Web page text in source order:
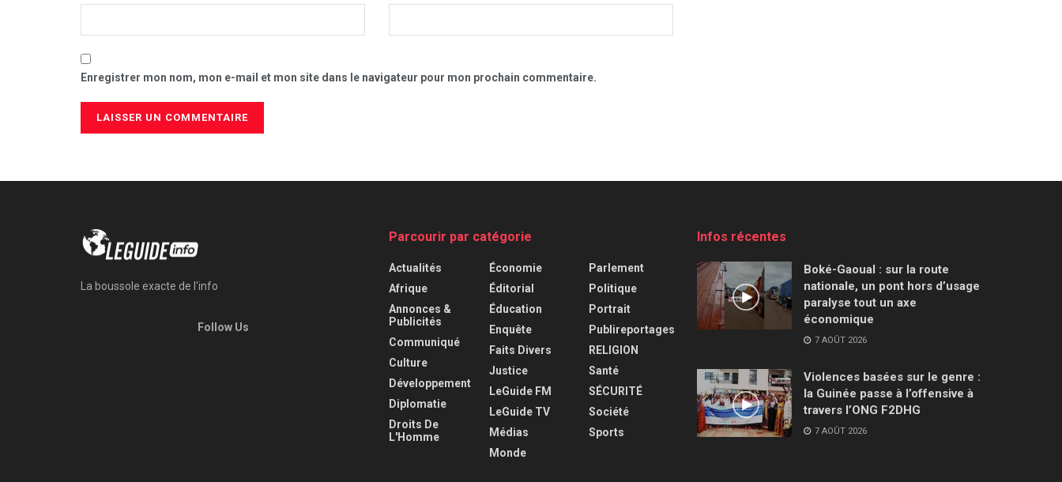
Enregistrer mon nom, mon e-mail et mon site dans le navigateur pour mon prochain commentaire.
La boussole exacte de l'info
Follow Us
Parcourir par catégorie
Actualités
Afrique
Annonces &
Publicités
Communiqué
Culture
Développement
Diplomatie
Droits De
L'Homme
Économie
Éditorial
Éducation
Enquête
Faits Divers
Justice
LeGuide FM
LeGuide TV
Médias
Monde
Parlement
Politique
Portrait
Publireportages
RELIGION
Santé
SÉCURITÉ
Société
Sports
Infos récentes
Boké-Gaoual : sur la route
nationale, un pont hors d’usage
paralyse tout un axe
économique
7 AOÛT 2026
Violences basées sur le genre :
la Guinée passe à l’offensive à
travers l’ONG F2DHG
7 AOÛT 2026